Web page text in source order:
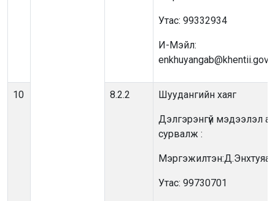
Утас: 99332934
И-Мэйл:
10 8.2.2 Шуудангийн хаяг
Дэлгэрэнгүй мэдээлэл
сурвалж :
Мэргэжилтэн:Д.Энхтуяа
Утас: 99730701